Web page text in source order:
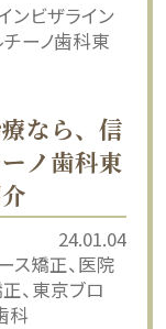
ンビザライン
ーノ歯科東
なら、信
ノ歯科東
24.01.04
ス矯正 医院
東京ブロ
科